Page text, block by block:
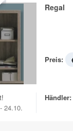
Regal
Preis:
24.10.
Händler: